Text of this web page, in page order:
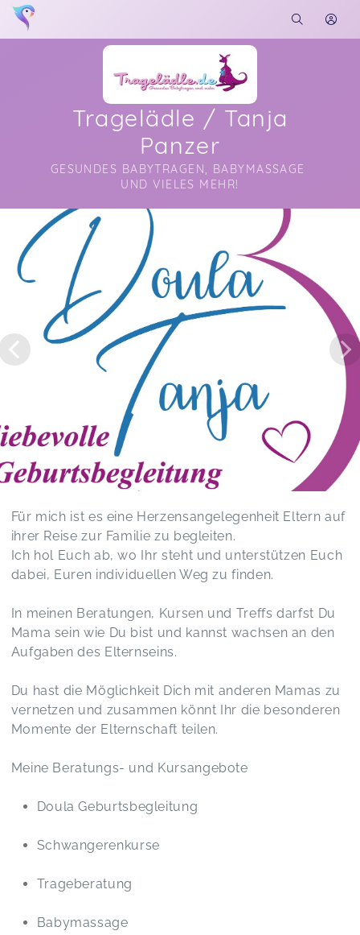
Tragelädle / Tanja
Panzer
GESUNDES BABYTRAGEN, BABYMASSAGE
UND VIELES MEHR!
Soon you will learn more about me here...
Für mich ist es eine Herzensangelegenheit Eltern auf
ihrer Reise zur Familie zu begleiten.
Ich hol Euch ab, wo Ihr steht und unterstützen Euch
dabei, Euren individuellen Weg zu finden.
In meinen Beratungen, Kursen und Treffs darfst Du
Mama sein wie Du bist und kannst wachsen an den
Aufgaben des Elternseins.
Du hast die Möglichkeit Dich mit anderen Mamas zu
vernetzen und zusammen könnt Ihr die besonderen
Momente der Elternschaft teilen.
Meine Beratungs- und Kursangebote
Doula Geburtsbegleitung
Schwangerenkurse
Trageberatung
Babymassage